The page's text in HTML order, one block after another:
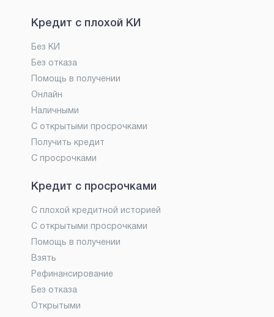
Кредит с плохой КИ
Без КИ
Без отказа
Помощь в получении
Онлайн
Наличными
С открытыми просрочками
Получить кредит
С просрочками
Кредит с просрочками
С плохой кредитной историей
С открытыми просрочками
Помощь в получении
Взять
Рефинансирование
Без отказа
Открытыми